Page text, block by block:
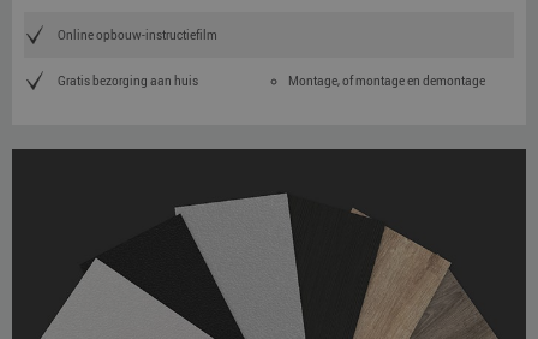
Online opbouw-instructiefilm
Gratis bezorging aan huis Montage, of montage en demontage